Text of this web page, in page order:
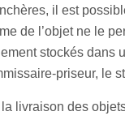
il est
de l’objet ne le
stockés dans
priseur, le
livraison des